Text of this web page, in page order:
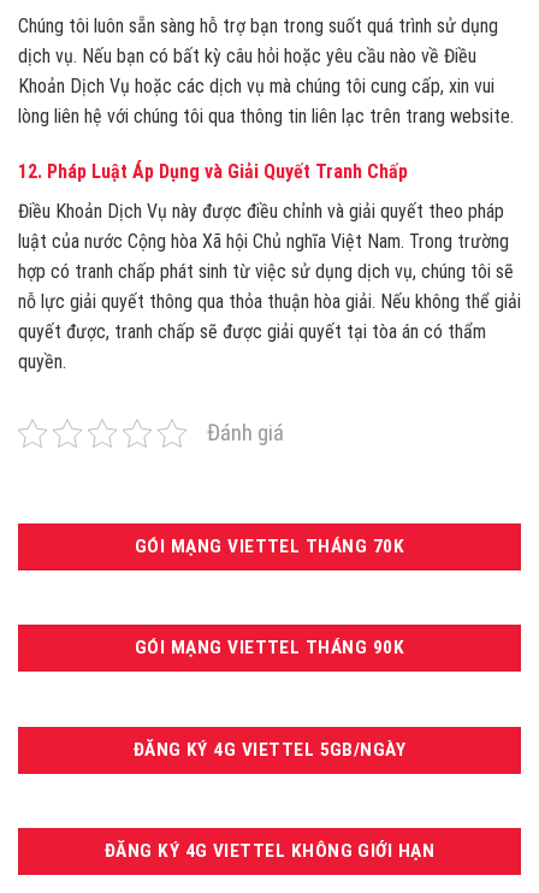
Chúng tôi luôn sẵn sàng hỗ trợ bạn trong suốt quá trình sử dụng
dịch vụ. Nếu bạn có bất kỳ câu hỏi hoặc yêu cầu nào về Điều
Khoản Dịch Vụ hoặc các dịch vụ mà chúng tôi cung cấp, xin vui
lòng liên hệ với chúng tôi qua thông tin liên lạc trên trang website.
12. Pháp Luật Áp Dụng và Giải Quyết Tranh Chấp
Điều Khoản Dịch Vụ này được điều chỉnh và giải quyết theo pháp
luật của nước Cộng hòa Xã hội Chủ nghĩa Việt Nam. Trong trường
hợp có tranh chấp phát sinh từ việc sử dụng dịch vụ, chúng tôi sẽ
nỗ lực giải quyết thông qua thỏa thuận hòa giải. Nếu không thể giải
quyết được, tranh chấp sẽ được giải quyết tại tòa án có thẩm
quyền.
Đánh giá
GÓI MẠNG VIETTEL THÁNG 70K
GÓI MẠNG VIETTEL THÁNG 90K
ĐĂNG KÝ 4G VIETTEL 5GB/NGÀY
ĐĂNG KÝ 4G VIETTEL KHÔNG GIỚI HẠN